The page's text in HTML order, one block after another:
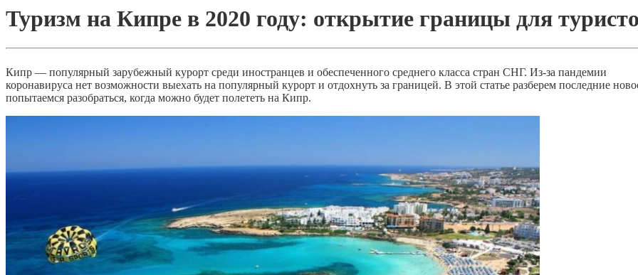
Туризм на Кипре в 2020 году: открытие границы для
Кипр — популярный зарубежный курорт среди иностранцев и обеспеченного среднего класса стран СНГ. Из-за пандемии
коронавируса нет возможности выехать на популярный курорт и отдохнуть за границей. В этой статье разберем последние
попытаемся разобраться, когда можно будет полететь на Кипр.